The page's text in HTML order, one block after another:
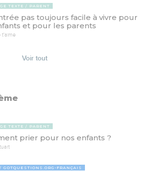
TEXTE PARENT
pas toujours facile à vivre pour
et pour les parents
t'aime
Voir tout
TEXTE PARENT
prier pour nos enfants ?
GOTQUESTIONS.ORG-FRANÇAIS